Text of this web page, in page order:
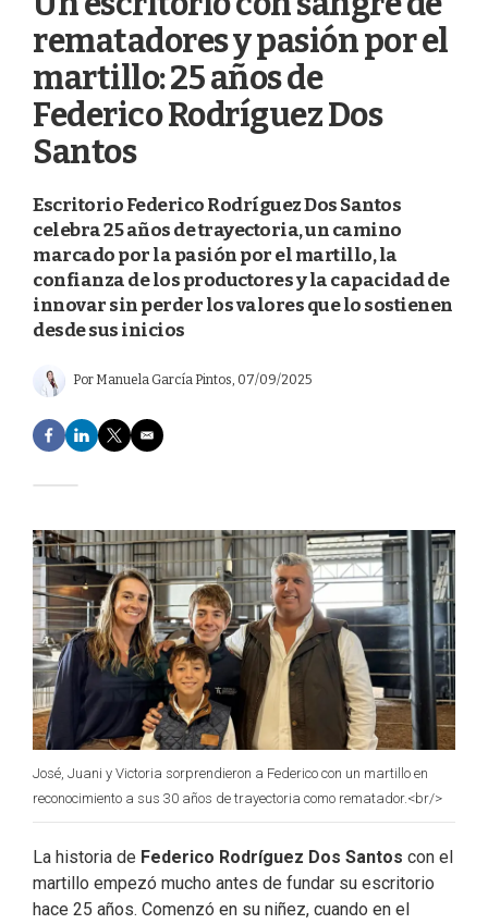
rematadores y pasión por el
martillo: 25 años de
Federico Rodríguez Dos
Santos
Escritorio Federico Rodríguez Dos Santos
celebra 25 años de trayectoria, un camino
marcado por la pasión por el martillo, la
confianza de los productores y la capacidad de
innovar sin perder los valores que lo sostienen
desde sus inicios
Por Manuela García Pintos, 07/09/2025
F
a
e
o
o
k
L
i
d
I
n
T
w
e
r
E
m
José, Juani y Victoria sorprendieron a Federico con un martillo en
reconocimiento a sus 30 años de trayectoria como rematador.<br/>
La historia de Federico Rodríguez Dos Santos con el
martillo empezó mucho antes de fundar su escritorio
hace 25 años. Comenzó en su niñez, cuando en el